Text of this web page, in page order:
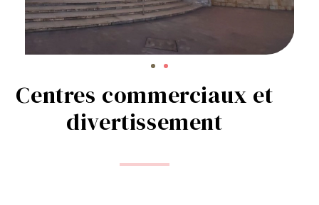
Centres commerciaux et
divertissement